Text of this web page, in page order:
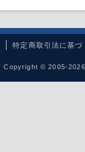
特定商取引法に基づ
Copyright © 2005-